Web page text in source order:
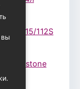
HT 115/112S
Bridgestone